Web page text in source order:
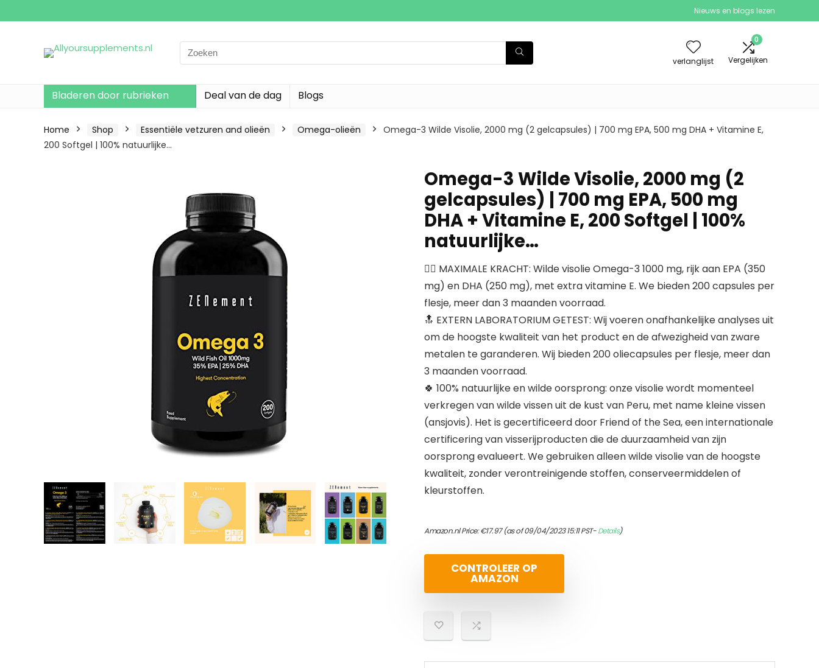
Nieuws en blogs lezen
Search
for:
verlanglijst
0
Vergelijken
Bladeren door rubrieken Deal van de dag Blogs
Home Shop Essentiële vetzuren and olieën Omega-olieën
Omega-3 Wilde Visolie, 2000 mg (2 gelcapsules) | 700 mg EPA, 500 mg DHA + Vitamine E,
200 Softgel | 100% natuurlijke…
Omega-3 Wilde Visolie, 2000 mg (2
gelcapsules) | 700 mg EPA, 500 mg
DHA + Vitamine E, 200 Softgel | 100%
natuurlijke…
👌🏽 MAXIMALE KRACHT: Wilde visolie Omega-3 1000 mg, rijk aan EPA (350
mg) en DHA (250 mg), met extra vitamine E. We bieden 200 capsules per
flesje, meer dan 3 maanden voorraad.
🔝 EXTERN LABORATORIUM GETEST: Wij voeren onafhankelijke analyses uit
om de hoogste kwaliteit van het product en de afwezigheid van zware
metalen te garanderen. Wij bieden 200 oliecapsules per flesje, meer dan
3 maanden voorraad.
🍀 100% natuurlijke en wilde oorsprong: onze visolie wordt momenteel
verkregen van wilde vissen uit de kust van Peru, met name kleine vissen
(ansjovis). Het is gecertificeerd door Friend of the Sea, een internationale
certificering van visserijproducten die de duurzaamheid van zijn
oorsprong evalueert. We gebruiken alleen wilde visolie van de hoogste
kwaliteit, zonder verontreinigende stoffen, conserveermiddelen of
kleurstoffen.
Amazon.nl Price:€17.97(as of 09/04/2023 15:11 PST-Details)
CONTROLEER OP
AMAZON